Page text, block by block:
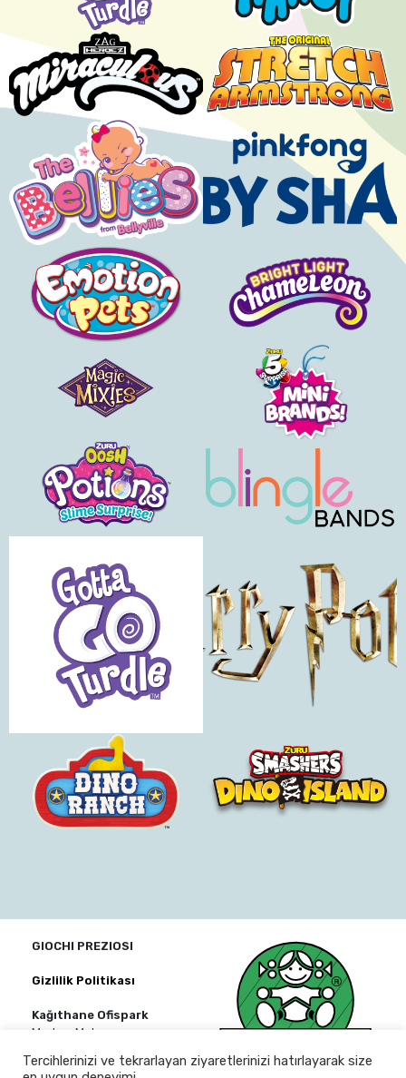
GIOCHI PREZIOSI
Gizlilik Politikası
Kağıthane Ofispark
Merkez Mah.
No:14 D Blok Kat:2 D:6
Tercihlerinizi ve tekrarlayan ziyaretlerinizi hatırlayarak size